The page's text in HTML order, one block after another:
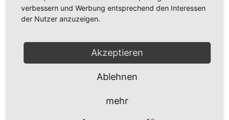
Rebsorten international
externe Links
Tafeltraubensorten
Anbausysteme & Recht
Tafeltrauben A-Z Sortenbeschreibungen
verbessern und Werbung entsprechend den Interessen
der Nutzer anzuzeigen.
Akzeptieren
Ablehnen
mehr